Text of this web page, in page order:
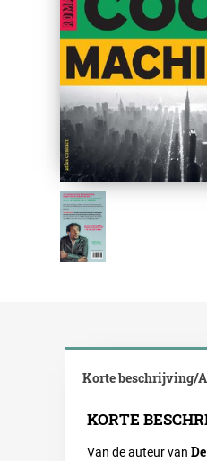
Korte beschrijving/
KORTE
Van de auteur van